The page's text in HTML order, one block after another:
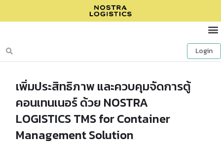
Login
เพิ่มประสิทธิภาพ และควบคุมจัดการตู้
คอนเทนเนอร์ ด้วย NOSTRA
LOGISTICS TMS for Container
Management Solution